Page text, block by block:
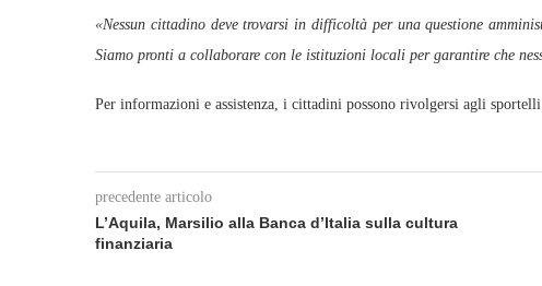
«Nessun cittadino deve trovarsi in difficoltà per una questione
Siamo pronti a collaborare con le istituzioni locali per garantire che
Per informazioni e assistenza, i cittadini possono rivolgersi agli
precedente articolo
L’Aquila, Marsilio alla Banca d’Italia sulla cultura
finanziaria